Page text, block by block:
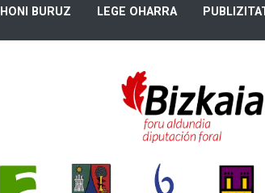
HONI BURUZ LEGE OHARRA